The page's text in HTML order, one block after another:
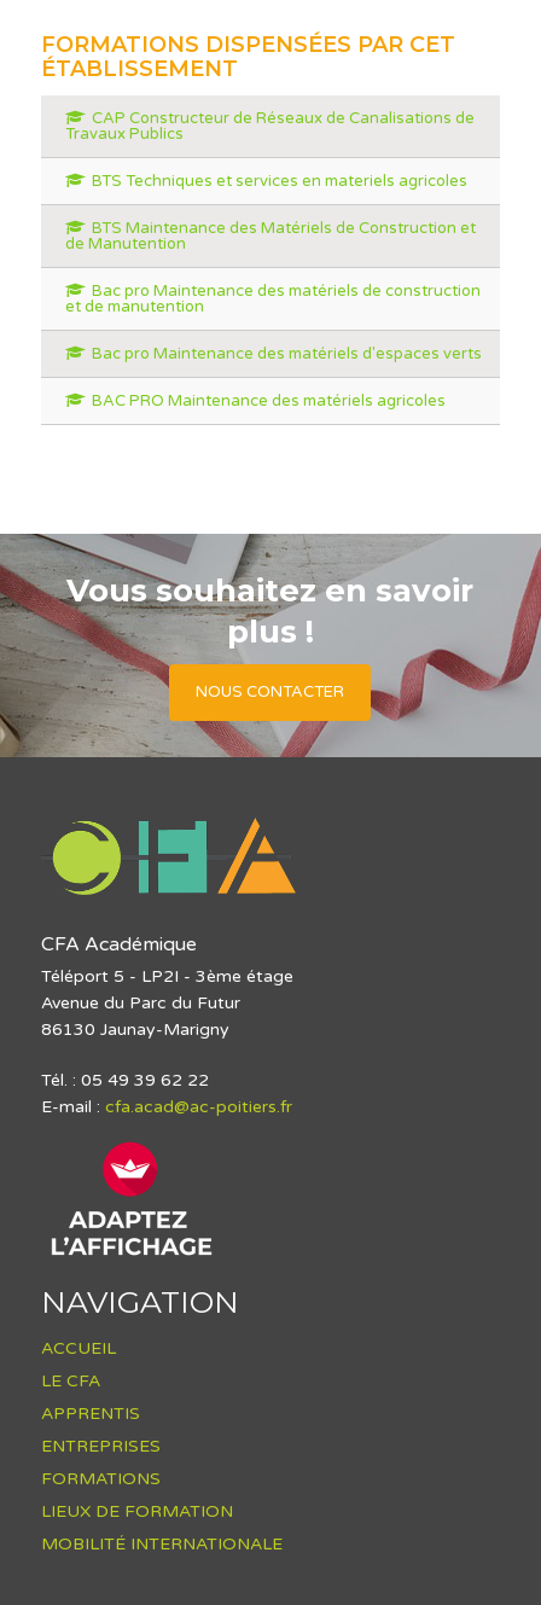
FORMATIONS DISPENSÉES PAR CET
ÉTABLISSEMENT
CAP Constructeur de Réseaux de Canalisations de
Travaux Publics
BTS Techniques et services en materiels agricoles
BTS Maintenance des Matériels de Construction et
de Manutention
Bac pro Maintenance des matériels de construction
et de manutention
Bac pro Maintenance des matériels d'espaces verts
BAC PRO Maintenance des matériels agricoles
Vous souhaitez en savoir
plus !
NOUS CONTACTER
CFA Académique
Téléport 5 - LP2I - 3ème étage
Avenue du Parc du Futur
86130 Jaunay-Marigny
Tél. : 05 49 39 62 22
E-mail : cfa.acad@ac-poitiers.fr
NAVIGATION
ACCUEIL
LE CFA
APPRENTIS
ENTREPRISES
FORMATIONS
LIEUX DE FORMATION
MOBILITÉ INTERNATIONALE